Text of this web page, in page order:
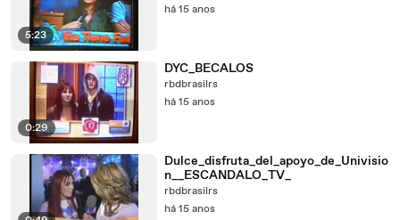
5:23
há 15 anos
0:29
DYC_BECALOS
rbdbrasilrs
há 15 anos
Dulce_disfruta_del_apoyo_de_Univisio
n__ESCANDALO_TV_
rbdbrasilrs
há 15 anos